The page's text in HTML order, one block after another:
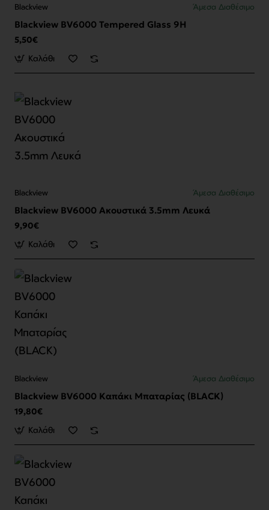
Blackview Άμεσα Διαθέσιμο
Blackview BV6000 Tempered Glass 9H
5,50€
Καλάθι
Blackview Άμεσα Διαθέσιμο
Blackview BV6000 Ακουστικά 3.5mm Λευκά
9,90€
Καλάθι
Blackview Άμεσα Διαθέσιμο
Blackview BV6000 Καπάκι Μπαταρίας (BLACK)
19,80€
Καλάθι